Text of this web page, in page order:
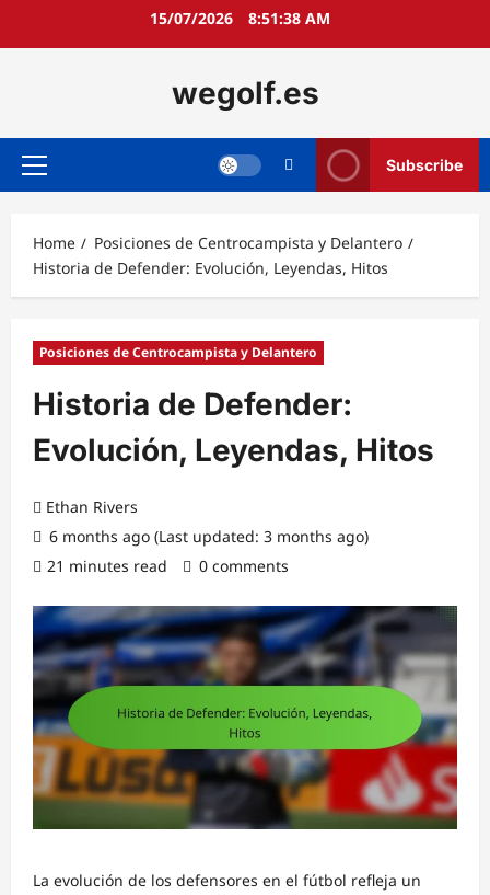
15/07/2026 8:51:39 AM
wegolf.es
Primary
Subscribe
Home
Posiciones de Centrocampista y Delantero
Historia de Defender: Evolución, Leyendas, Hitos
Posiciones de Centrocampista y Delantero
Historia de Defender:
Evolución, Leyendas, Hitos
Ethan Rivers
6 months ago (Last updated: 3 months ago)
21 minutes read
0 comments
La evolución de los defensores en el fútbol refleja un